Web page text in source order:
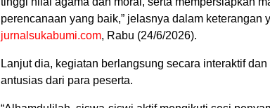
perencanaan yang baik,” jelasnya dalam keterangan
jurnalsukabumi.com, Rabu (24/6/2026).
Lanjut dia, kegiatan berlangsung secara interaktif
antusias dari para peserta.